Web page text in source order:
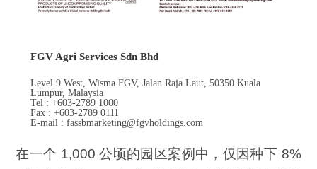
FGV Agri Services Sdn Bhd
Level 9 West, Wisma FGV, Jalan Raja Laut, 50350 Kuala
Lumpur, Malaysia
Tel : +603-2789 1000
Fax : +603-2789 0111
E-mail : fassbmarketing@fgvholdings.com
在一个 1,000 公顷的园区案例中，仅因种下 8%